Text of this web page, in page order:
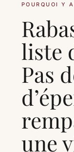
POURQUOI Y
liste
Pas
une